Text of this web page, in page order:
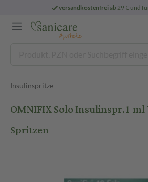
versandkostenfreiab 29 € und
Insulinspritze
OMNIFIX Solo Insulinspr.1
Spritzen